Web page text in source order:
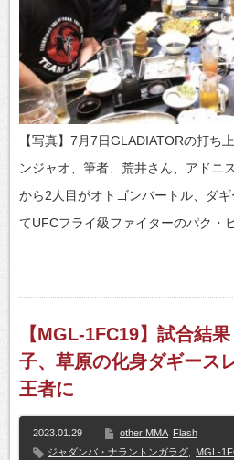
【写真】7月7日GLADIATORの打ち
ンジャオ、筆者、荒井さん、アドニ
から2人目がオトゴンバートル、ダ
てUFCフライ級ファイターのパク・
【MGL-1FC19】試合
子、草原の化身ダギース
王者に
2023.01.29 other MMA Flash
ジャダンバ・ナラントンガラグ
MGL-